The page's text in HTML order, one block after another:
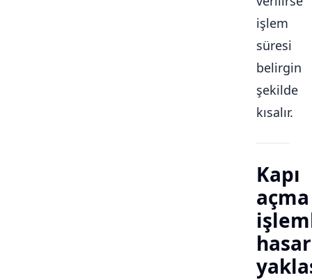
işlem
süresi
belirgin
şekilde
kısalır.
Kapı
açma